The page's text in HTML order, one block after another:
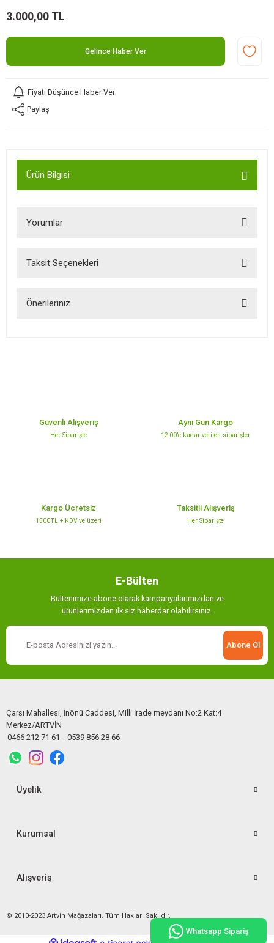
3.000,00 TL
Gelince Haber Ver
Fiyatı Düşünce Haber Ver
Paylaş
Ürün Bilgisi
Yorumlar
Taksit Seçenekleri
Önerileriniz
Ürün bilgilerinde hatalar bulunuyor.
Güvenli Alışveriş
Her Siparişte
Aynı Gün Kargo
12:00’e kadar verilen siparişler
Kargo Ücretsiz
1500TL + KDV ve üzeri
Taksitli Alışveriş
Her Siparişte
E-Bülten
Bültenimize abone olarak kampanyalarımızdan ve
ürünlerimizden ilk siz haberdar olabilirsiniz.
Abone Ol
Çarşı Mahallesi, İnönü Caddesi, Milli İrade meydanı No:2 Kat:4
Merkez/ARTVİN
0466 212 71 61 - 0539 856 28 66
Üyelik
Kurumsal
Alışveriş
© 2010-2023 Artvin Mağazaları. Tüm Hakları Saklıdır.
Whatsapp Sipariş